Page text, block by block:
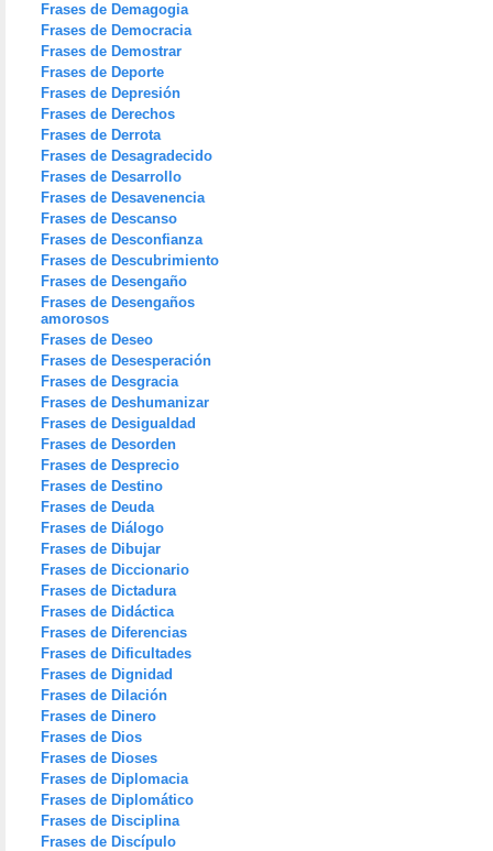
Frases de Demagogia
Frases de Democracia
Frases de Demostrar
Frases de Deporte
Frases de Depresión
Frases de Derechos
Frases de Derrota
Frases de Desagradecido
Frases de Desarrollo
Frases de Desavenencia
Frases de Descanso
Frases de Desconfianza
Frases de Descubrimiento
Frases de Desengaño
Frases de Desengaños
amorosos
Frases de Deseo
Frases de Desesperación
Frases de Desgracia
Frases de Deshumanizar
Frases de Desigualdad
Frases de Desorden
Frases de Desprecio
Frases de Destino
Frases de Deuda
Frases de Diálogo
Frases de Dibujar
Frases de Diccionario
Frases de Dictadura
Frases de Didáctica
Frases de Diferencias
Frases de Dificultades
Frases de Dignidad
Frases de Dilación
Frases de Dinero
Frases de Dios
Frases de Dioses
Frases de Diplomacia
Frases de Diplomático
Frases de Disciplina
Frases de Discípulo